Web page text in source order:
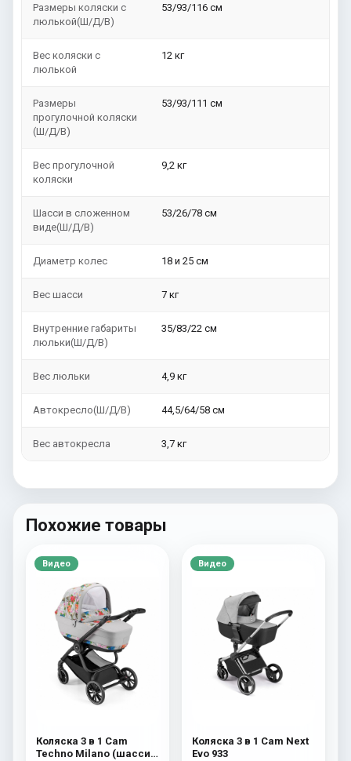
Размеры коляски с
люлькой(Ш/Д/В)
53/93/116 см
Вес коляски с
люлькой
12 кг
Размеры
прогулочной коляски
(Ш/Д/В)
53/93/111 см
Вес прогулочной
коляски
9,2 кг
Шасси в сложенном
виде(Ш/Д/В)
53/26/78 см
Диаметр колес 18 и 25 см
Вес шасси 7 кг
Внутренние габариты
люльки(Ш/Д/В)
35/83/22 см
Вес люльки 4,9 кг
Автокресло(Ш/Д/В) 44,5/64/58 см
Вес автокресла 3,7 кг
Похожие товары
Видео
Коляска 3 в 1 Cam
Techno Milano (шасси
Видео
Коляска 3 в 1 Cam Next
Evo 933